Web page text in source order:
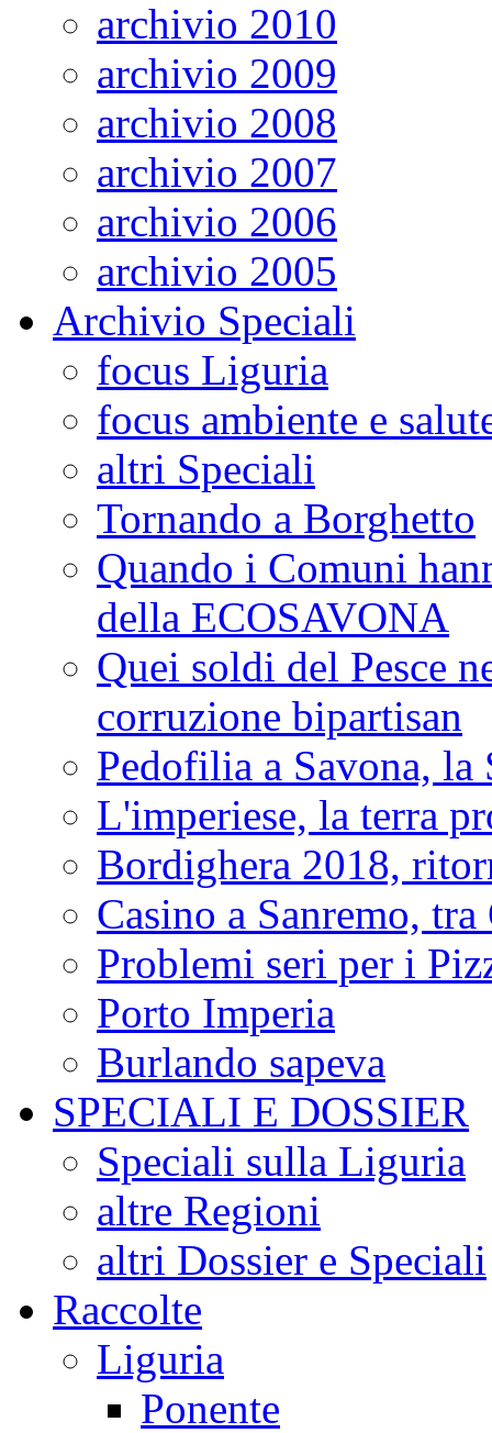
archivio 2010
archivio 2009
archivio 2008
archivio 2007
archivio 2006
archivio 2005
Archivio Speciali
focus Liguria
focus ambiente e
altri Speciali
Tornando a Borghetto
Quando i Comuni
della ECOSAVONA
Quei soldi del Pesce
corruzione bipartisan
Pedofilia a Savona, la
L'imperiese, la terra
Bordighera 2018,
Casino a Sanremo,
Problemi seri per i
Porto Imperia
Burlando sapeva
SPECIALI E DOSSIER
Speciali sulla Liguria
altre Regioni
altri Dossier e Speciali
Raccolte
Liguria
Ponente